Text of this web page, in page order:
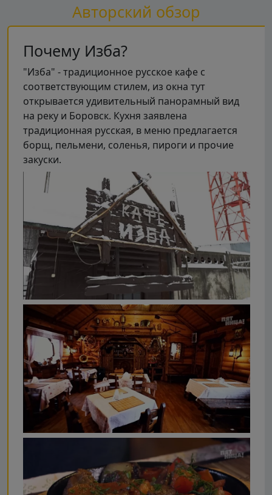
Авторский обзор
Почему Изба?
"Изба" - традиционное русское кафе с
соответствующим стилем, из окна тут
открывается удивительный панорамный вид
на реку и Боровск. Кухня заявлена
традиционная русская, в меню предлагается
борщ, пельмени, соленья, пироги и прочие
закуски.